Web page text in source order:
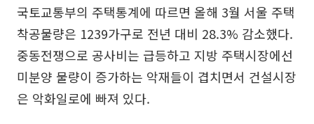
국토교통부의 주택통계에 따르면 올해 3월 서울 주택
착공물량은 1239가구로 전년 대비 28.3% 감소했다.
중동전쟁으로 공사비는 급등하고 지방 주택시장에선
미분양 물량이 증가하는 악재들이 겹치면서 건설시장
은 악화일로에 빠져 있다.